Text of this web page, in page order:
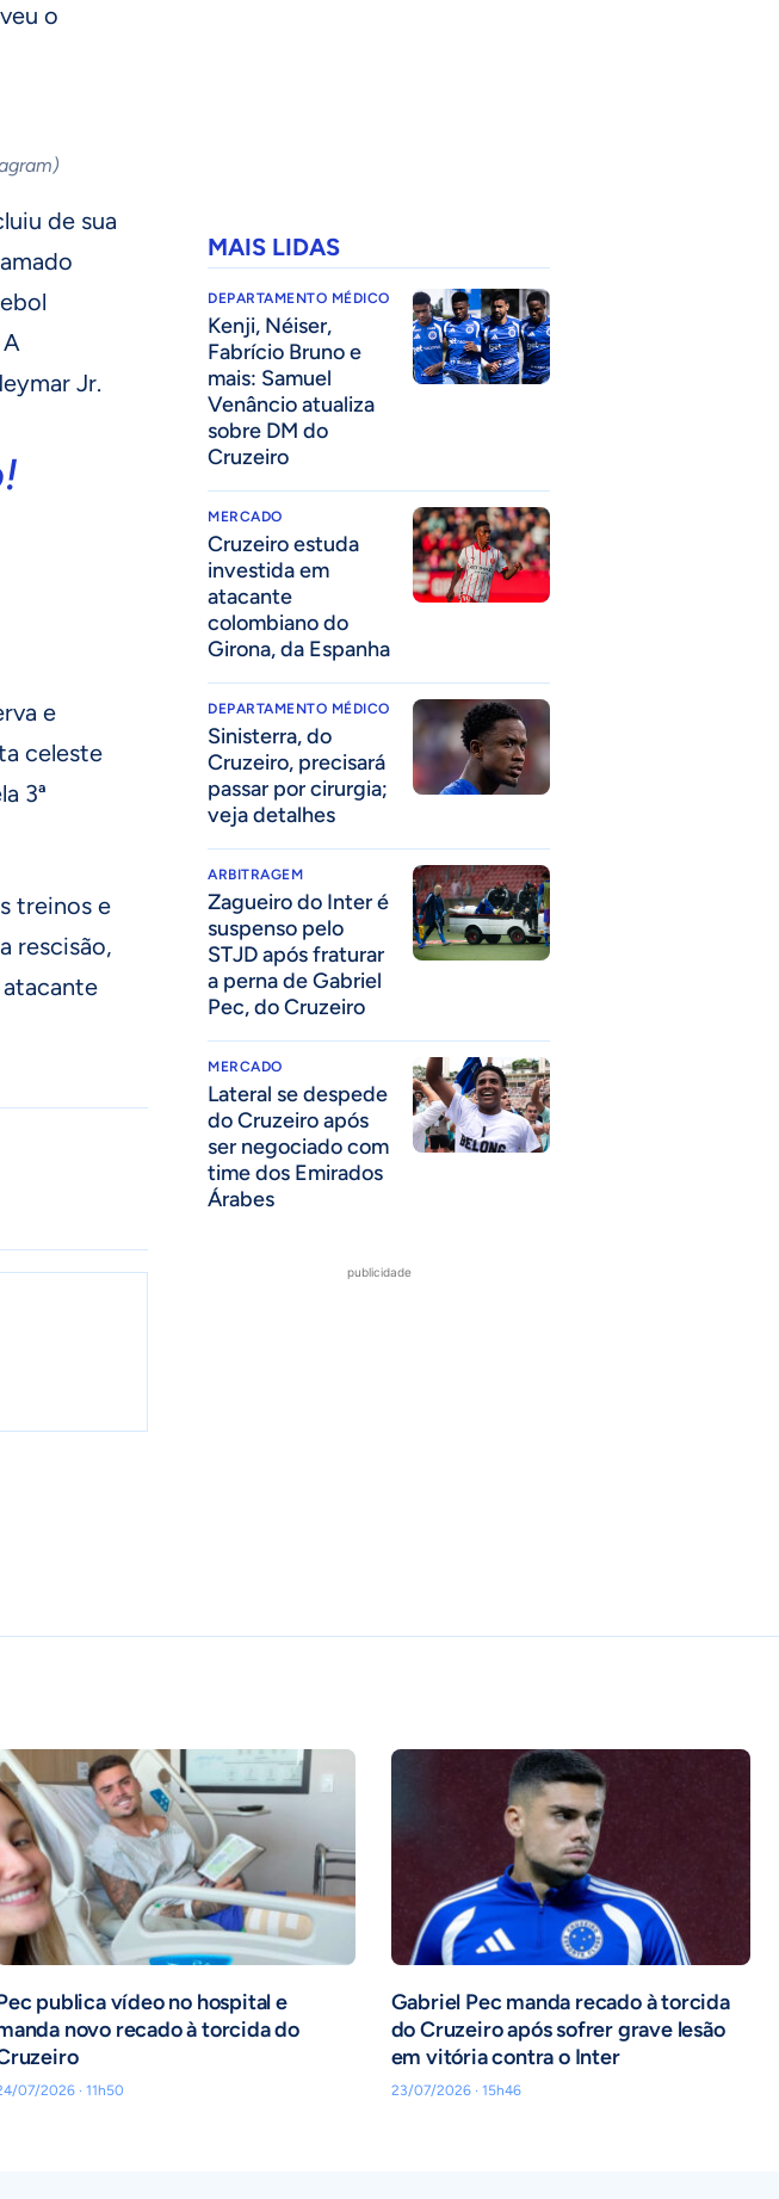
o
de sua
Jr.
e
celeste
3ª
treinos e
rescisão,
atacante
MAIS LIDAS
DEPARTAMENTO MÉDICO
Kenji, Néiser,
Fabrício Bruno e
mais: Samuel
Venâncio atualiza
sobre DM do
Cruzeiro
MERCADO
Cruzeiro estuda
investida em
atacante
colombiano do
Girona, da Espanha
DEPARTAMENTO MÉDICO
Sinisterra, do
Cruzeiro, precisará
passar por cirurgia;
veja detalhes
ARBITRAGEM
Zagueiro do Inter é
suspenso pelo
STJD após fraturar
a perna de Gabriel
Pec, do Cruzeiro
MERCADO
Lateral se despede
do Cruzeiro após
ser negociado com
time dos Emirados
Árabes
publicidade
publica vídeo no hospital e
novo recado à torcida do
07/2026 · 11h50
Gabriel Pec manda recado à torcida
do Cruzeiro após sofrer grave lesão
em vitória contra o Inter
23/07/2026 · 15h46